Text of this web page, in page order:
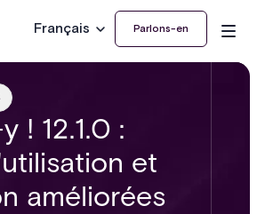
Français Parlons-en
! 12.1.0 :
et
améliorées